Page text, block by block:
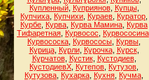
Купленный, Куприянов, Купцы,
Купчиха Купчихи Кураев Куратор
Курбе Курва Курва Мамина Курва
Тифаретная Курвосос Курвососина
Курвососка Курвососы Курвы
Курица, Курли, Курочка, Курск,
Курчатов, Кустик, Кустодиев,
КустодиевХ Кутепов Кутузов
Кутузова Кухарка Кухня Кучма